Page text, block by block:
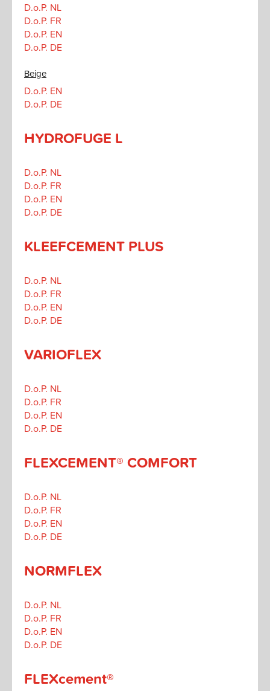
D.o.P. NL
D.o.P. FR
D.o.P. EN
D.o.P. DE
Beige
D.o.P. EN
D.o.P. DE
HYDROFUGE L
D.o.P. NL
D.o.P. FR
D.o.P. EN
D.o.P. DE
KLEEFCEMENT PLUS
D.o.P. NL
D.o.P. FR
D.o.P. EN
D.o.P. DE
VARIOFLEX
D.o.P. NL
D.o.P. FR
D.o.P. EN
D.o.P. DE
FLEXCEMENT® COMFORT
D.o.P. NL
D.o.P. FR
D.o.P. EN
D.o.P. DE
NORMFLEX
D.o.P. NL
D.o.P. FR
D.o.P. EN
D.o.P. DE
FLEXcement®